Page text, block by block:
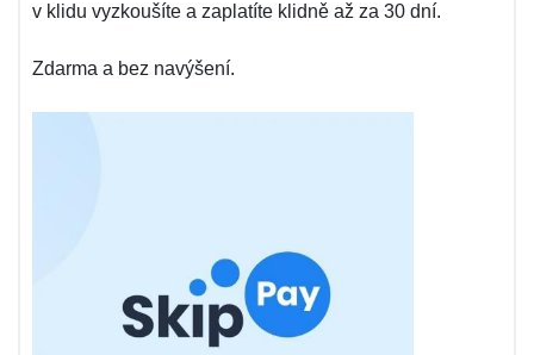
v klidu vyzkoušíte a zaplatíte klidně až za 30 dní.
Zdarma a bez navýšení.